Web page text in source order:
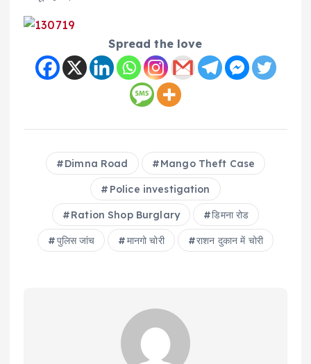
Spread the love
Dimna Road Mango Theft Case
Police investigation
Ration Shop Burglary डिमना रोड
पुलिस जांच मानगो चोरी राशन दुकान में चोरी